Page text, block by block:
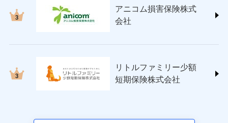
三井住友海上火災保険株式会社 (https://www.ms-
ins.com/)
三井ダイレクト損害保険株式会社
アクサ生命保険株式会社
（https://www.axa.co.jp/）
（https://www.fwdlife.co.jp/）
アニコム損害保険株式
会社
リトルファミリー少額
短期保険株式会社